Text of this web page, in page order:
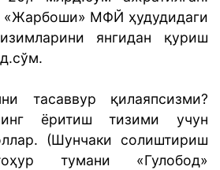
«Жарбоши» МФЙ ҳудудидаги
янгидан қуриш
тасаввур қилаяпсизми?
ёритиш тизими учун
(Шунчаки солиштириш
тумани «Гулобод»